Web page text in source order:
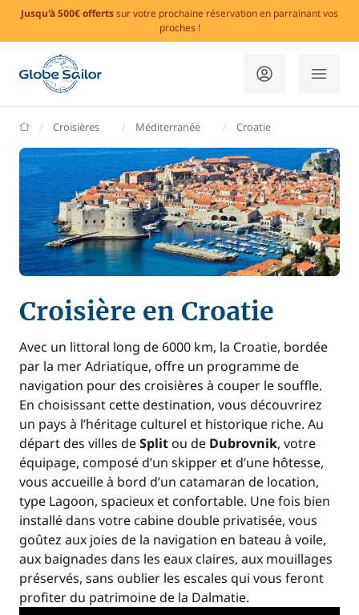
Jusqu'à 500€ offertssur votre prochaine réservation en parrainant vos
proches !
GlobeSailor
Croisières Méditerranée Croatie
Croisière en Croatie
Avec un littoral long de 6000 km, la Croatie, bordée
par la mer Adriatique, offre un programme de
navigation pour des croisières à couper le souffle.
En choisissant cette destination, vous découvrirez
un pays à l’héritage culturel et historique riche. Au
départ des villes deSplit ou de Dubrovnik, votre
équipage, composé d’un skipper et d’une hôtesse,
vous accueille à bord d’un catamaran de location,
type Lagoon, spacieux et confortable. Une fois bien
installé dans votre cabine double privatisée, vous
goûtez aux joies de la navigation en bateau à voile,
aux baignades dans les eaux claires, aux mouillages
préservés, sans oublier les escales qui vous feront
profiter du patrimoine de la Dalmatie.